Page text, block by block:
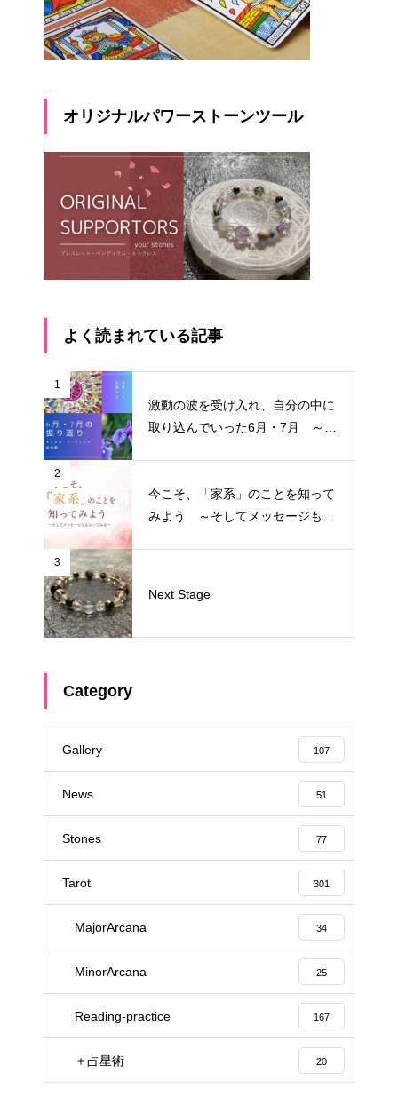
オリジナルパワーストーンツール
よく読まれている記事
1
激動の波を受け入れ、自分の中に
取り込んでいった6月・7月 ～サ
2
今こそ、「家系」のことを知って
みよう ～そしてメッセージもも
3
Next Stage
Category
Gallery 107
News 51
Stones 77
Tarot 301
MajorArcana 34
MinorArcana 25
Reading-practice 167
＋占星術 20